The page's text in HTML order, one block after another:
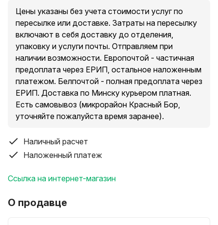
Цены указаны без учета стоимости услуг по
пересылке или доставке. Затраты на пересылку
включают в себя доставку до отделения,
упаковку и услуги почты. Отправляем при
наличии возможности. Европочтой - частичная
предоплата через ЕРИП, остальное наложенным
платежом. Белпочтой - полная предоплата через
ЕРИП. Доставка по Минску курьером платная.
Есть самовывоз (микрорайон Красный Бор,
уточняйте пожалуйста время заранее).
Наличный расчет
Наложенный платеж
Ссылка на интернет-магазин
О продавце